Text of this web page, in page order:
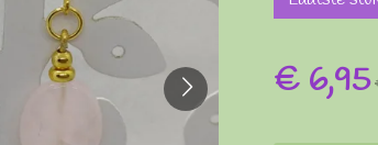
€ 6,95